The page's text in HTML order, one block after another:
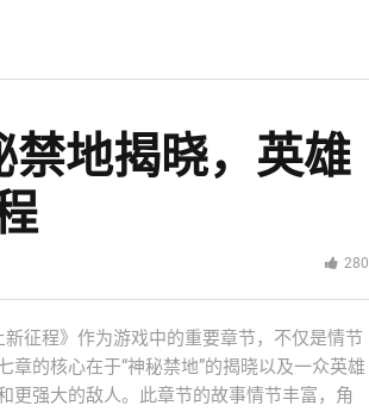
地揭晓，英雄
280
征程》作为游戏中的重要章节，不仅是情节
的核心在于“神秘禁地”的揭晓以及一众英雄
更强大的敌人。此章节的故事情节丰富，角